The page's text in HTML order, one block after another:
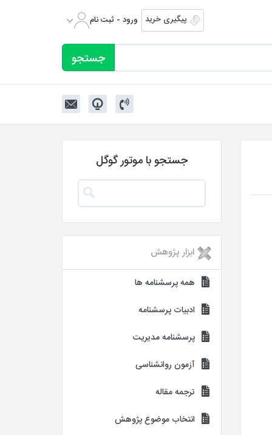
پیگیری خرید ورود - ثبت نام
جستجو با موتور گوگل
ابزار پژوهش
همه پرسشنامه ها
ادبیات پرسشنامه
پرسشنامه مدیریت
آزمون روانشناسی
ترجمه مقاله
انتخاب موضوع پژوهش